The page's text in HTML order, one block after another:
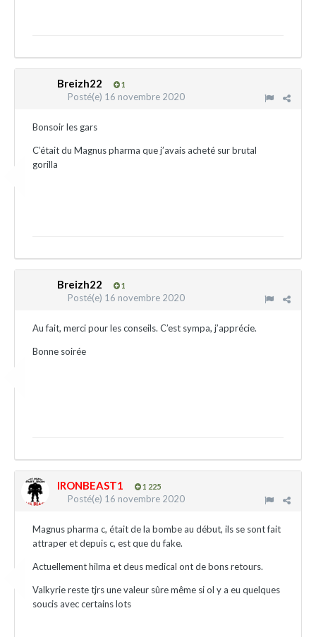
Breizh22 1
Posté(e) 16 novembre 2020
Bonsoir les gars
C’était du Magnus pharma que j’avais acheté sur brutal
gorilla
Breizh22 1
Posté(e) 16 novembre 2020
Au fait, merci pour les conseils. C’est sympa, j’apprécie.
Bonne soirée
IRONBEAST1 1 225
Posté(e) 16 novembre 2020
Magnus pharma c, était de la bombe au début, ils se sont fait
attraper et depuis c, est que du fake.
Actuellement hilma et deus medical ont de bons retours.
Valkyrie reste tjrs une valeur sûre même si ol y a eu quelques
soucis avec certains lots